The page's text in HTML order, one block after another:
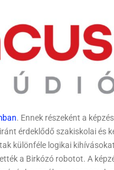
. Ennek részeként a
érdeklődő szakiskolai és
különféle logikai kihívásokat
a Birkózó robotot. A